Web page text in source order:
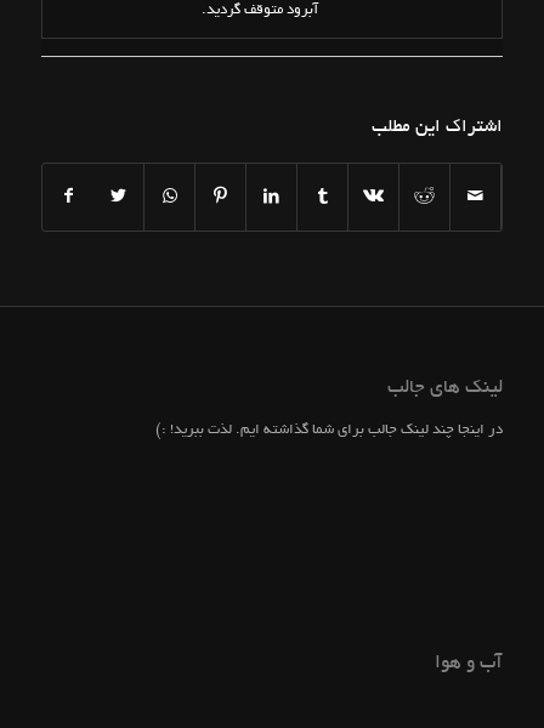
آبرود متوقف گردید.
اشتراک این مطلب
لینک های جالب
در اینجا چند لینک جالب برای شما گذاشته ایم. لذت ببرید! :)
آب و هوا